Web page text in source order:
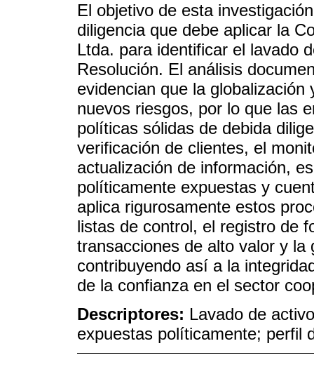
El objetivo de esta
diligencia que debe aplicar la
Ltda. para identificar el lavado
Resolución. El análisis
evidencian que la
nuevos riesgos, por lo que las
políticas sólidas de debida
verificación de clientes, el
actualización de información,
políticamente expuestas y
aplica rigurosamente estos
listas de control, el registro de
transacciones de alto valor y
contribuyendo así a la
de la confianza en el sector
Descriptores: Lavado de
expuestas políticamente; perfil